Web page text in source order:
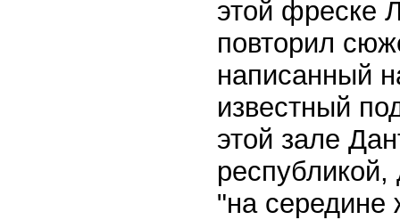
этой фреске
повторил
написанный
известный
этой зале
"на середине